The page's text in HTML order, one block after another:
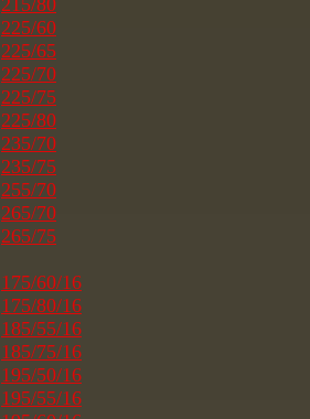
215/80
225/60
225/65
225/70
225/75
225/80
235/70
235/75
255/70
265/70
265/75
175/60/16
175/80/16
185/55/16
185/75/16
195/50/16
195/55/16